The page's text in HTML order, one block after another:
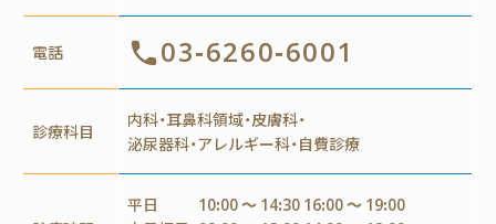
電話 03-6260-6001
診療科目
内科・耳鼻科領域・皮膚科・
泌尿器科・アレルギー科・自費診療
平日
10:00 ～ 14:30 16:00 ～ 19:00